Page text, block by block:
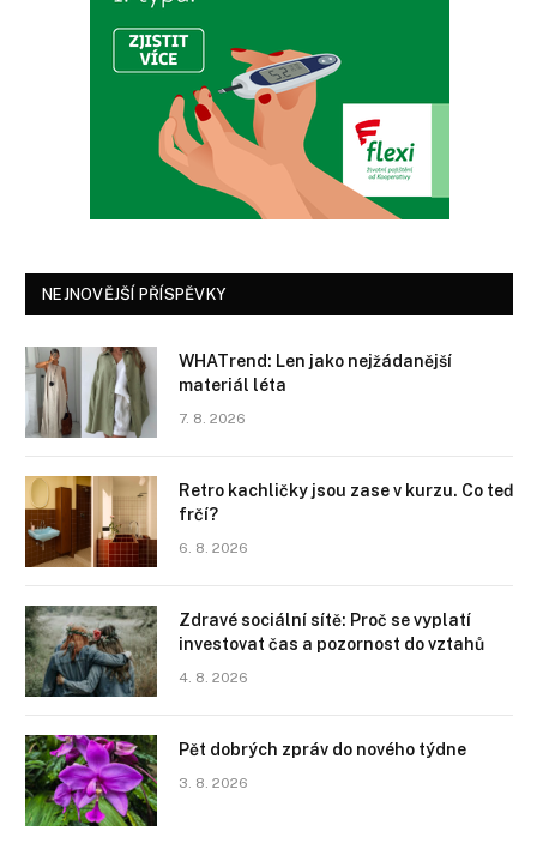
NEJNOVĚJŠÍ PŘÍSPĚVKY
WHATrend: Len jako nejžádanější
materiál léta
7. 8. 2026
Retro kachličky jsou zase v kurzu. Co teď
frčí?
6. 8. 2026
Zdravé sociální sítě: Proč se vyplatí
investovat čas a pozornost do vztahů
4. 8. 2026
Pět dobrých zpráv do nového týdne
3. 8. 2026